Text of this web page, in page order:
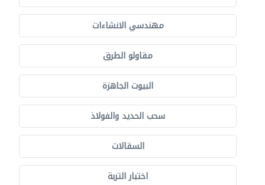
مهندسي الانشاءات
مقاولو الطرق
البيوت الجاهزة
سحب الحديد والفولاذ
السقالات
اختبار التربة